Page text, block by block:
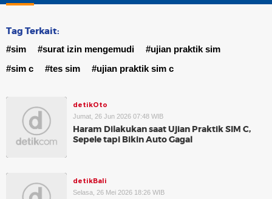
Tag Terkait:
#sim #surat izin mengemudi
#ujian praktik sim
#sim c
#tes sim #ujian praktik sim c
detikOto
Jumat, 26 Jun 2026 07:48 WIB
Haram Dilakukan saat Ujian Praktik SIM C,
Sepele tapi Bikin Auto Gagal
detikBali
Selasa, 26 Mei 2026 18:26 WIB